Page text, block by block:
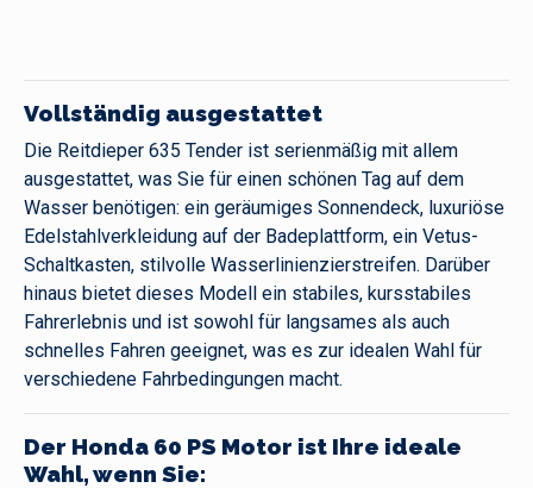
Vollständig ausgestattet
Die Reitdieper 635 Tender ist serienmäßig mit allem
ausgestattet, was Sie für einen schönen Tag auf dem
Wasser benötigen: ein geräumiges Sonnendeck, luxuriöse
Edelstahlverkleidung auf der Badeplattform, ein Vetus-
Schaltkasten, stilvolle Wasserlinienzierstreifen. Darüber
hinaus bietet dieses Modell ein stabiles, kursstabiles
Fahrerlebnis und ist sowohl für langsames als auch
schnelles Fahren geeignet, was es zur idealen Wahl für
verschiedene Fahrbedingungen macht.
Der Honda 60 PS Motor ist Ihre ideale
Wahl, wenn Sie: